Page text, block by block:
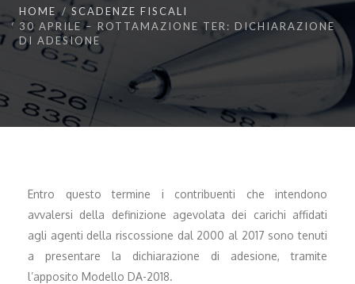
HOME
SCADENZE FISCALI
30 APRILE – ROTTAMAZIONE TER: DICHIARAZIONE
DI ADESIONE
Entro questo termine i contribuenti che intendono
avvalersi della definizione agevolata dei carichi affidati
agli agenti della riscossione dal 2000 al 2017 sono tenuti
a presentare la dichiarazione di adesione, tramite
l’apposito Modello DA-2018.